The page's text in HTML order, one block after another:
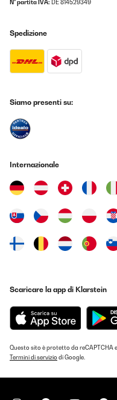
siamo trovati
ovviamente non riesce
di 10/15mq riesce
piacevole.Riscalda
Utente Amazon
Tradurre
Alles perfekt.
Amazon-Benutzer
Tradurre
Amazon-Benutzer
Tradurre
N° partita IVA: DE 814529349
Spedizione
Siamo presenti su:
Internazionale
Scaricare la app di Klarstein
Questo sito è protetto da reCAPTCHA
Termini di serviziodi Google.